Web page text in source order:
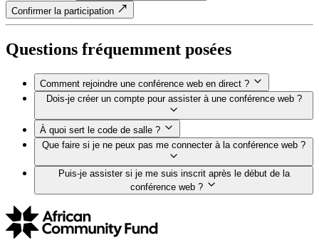
Confirmer la participation
Questions fréquemment posées
Comment rejoindre une conférence web en direct ?
Dois-je créer un compte pour assister à une conférence web ?
À quoi sert le code de salle ?
Que faire si je ne peux pas me connecter à la conférence web ?
Puis-je assister si je me suis inscrit après le début de la
conférence web ?